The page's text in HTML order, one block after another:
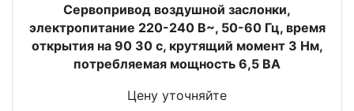
Сервопривод воздушной заслонки,
электропитание 220-240 В~, 50-60 Гц, время
открытия на 90 30 с, крутящий момент 3 Нм,
потребляемая мощность 6,5 ВА
Цену уточняйте